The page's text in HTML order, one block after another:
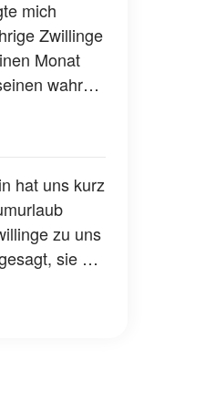
mich
Zwillinge
Monat
wahren
hat uns kurz
zu uns
sie sei
dass sie